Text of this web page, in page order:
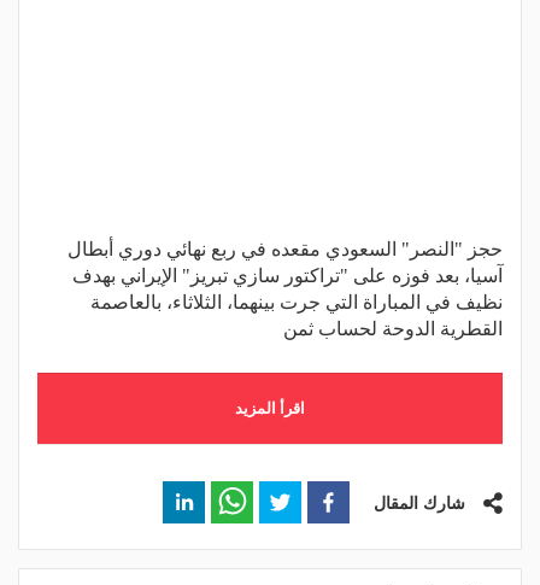
حجز "النصر" السعودي مقعده في ربع نهائي دوري أبطال
آسيا، بعد فوزه على "تراكتور سازي تبريز" الإيراني بهدف
نظيف في المباراة التي جرت بينهما، الثلاثاء، بالعاصمة
القطرية الدوحة لحساب ثمن
اقرأ المزيد
شارك المقال